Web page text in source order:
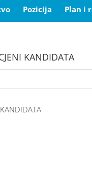
Pozicija Plan i
KANDIDATA